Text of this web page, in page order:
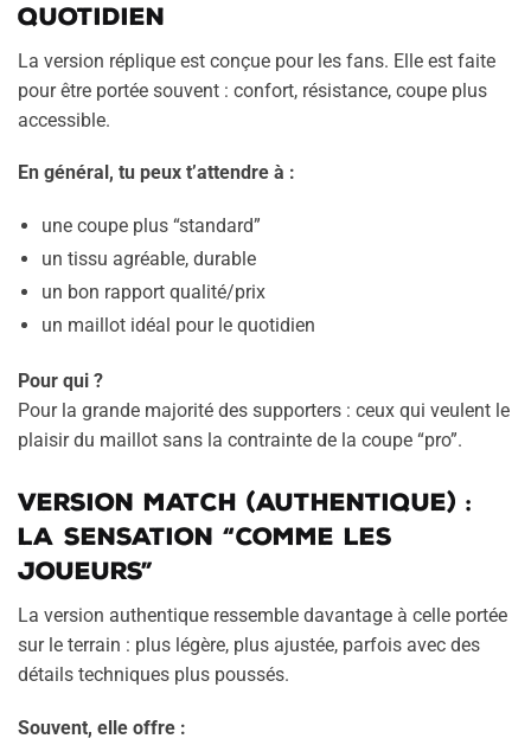
quotidien
La version réplique est conçue pour les fans. Elle est faite
pour être portée souvent : confort, résistance, coupe plus
accessible.
En général, tu peux t’attendre à :
une coupe plus “standard”
un tissu agréable, durable
un bon rapport qualité/prix
un maillot idéal pour le quotidien
Pour qui ?
Pour la grande majorité des supporters : ceux qui veulent le
plaisir du maillot sans la contrainte de la coupe “pro”.
Version match (authentique) :
la sensation “comme les
joueurs”
La version authentique ressemble davantage à celle portée
sur le terrain : plus légère, plus ajustée, parfois avec des
détails techniques plus poussés.
Souvent, elle offre :